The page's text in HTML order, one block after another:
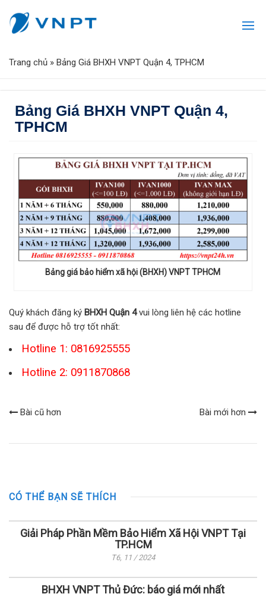
Trang chủ » Bảng Giá BHXH VNPT Quận 4, TPHCM
Bảng Giá BHXH VNPT Quận 4,
TPHCM
Bảng giá bảo hiểm xã hội (BHXH) VNPT TPHCM
Quý khách đăng ký BHXH Quận 4vui lòng liên hệ các hotline
sau để được hỗ trợ tốt nhất:
Hotline 1: 0816925555
Hotline 2: 0911870868
Bài cũ hơn Bài mới hơn
CÓ THỂ BẠN SẼ THÍCH
Giải Pháp Phần Mềm Bảo Hiểm Xã Hội VNPT Tại
TP.HCM
T6, 11 / 2024
BHXH VNPT Thủ Đức: báo giá mới nhất